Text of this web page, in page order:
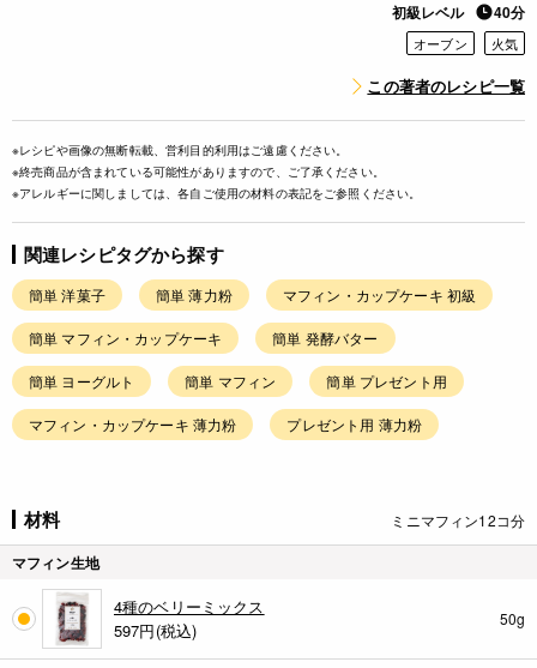
初級レベル 40分
オーブン 火気
この著者のレシピ一覧
※レシピや画像の無断転載、営利目的利用はご遠慮ください。
※終売商品が含まれている可能性がありますので、ご了承ください。
※アレルギーに関しましては、各自ご使用の材料の表記をご参照ください。
関連レシピタグから探す
簡単 洋菓子 簡単 薄力粉 マフィン・カップケーキ 初級
簡単 マフィン・カップケーキ 簡単 発酵バター
簡単 ヨーグルト 簡単 マフィン 簡単 プレゼント用
マフィン・カップケーキ 薄力粉 プレゼント用 薄力粉
材料 ミニマフィン12コ分
マフィン生地
4種のベリーミックス
597円(税込)
50g